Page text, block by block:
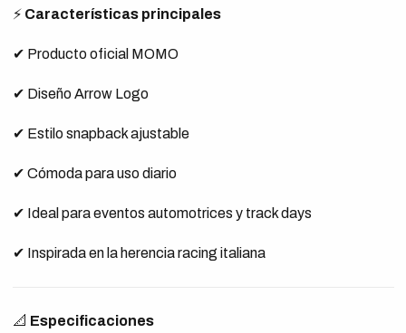
⚡ Características principales
✔ Producto oficial MOMO
✔ Diseño Arrow Logo
✔ Estilo snapback ajustable
✔ Cómoda para uso diario
✔ Ideal para eventos automotrices y track days
✔ Inspirada en la herencia racing italiana
📐 Especificaciones